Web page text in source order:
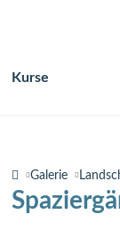
Navigation
Kurse
Galerie